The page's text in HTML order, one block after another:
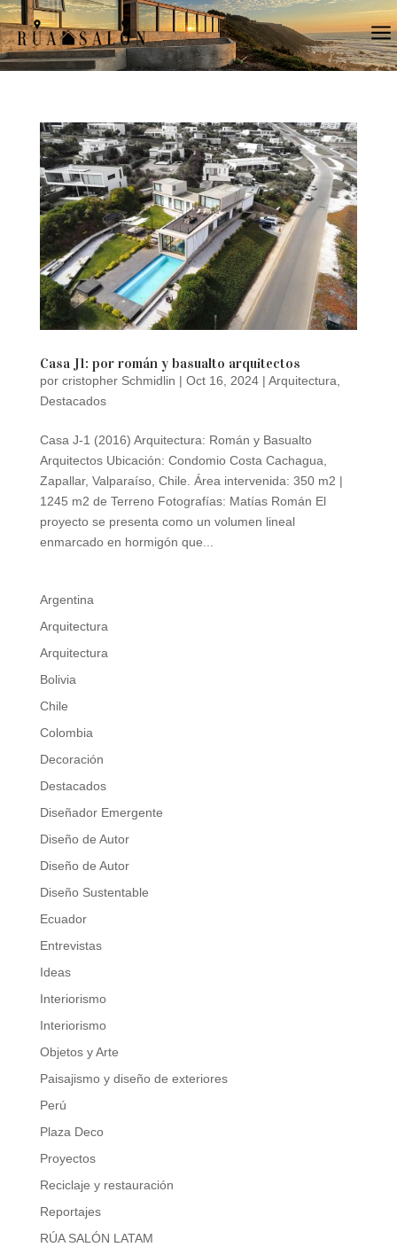
a
Casa J1: por román y basualto arquitectos
por cristopher Schmidlin | Oct 16, 2024| Arquitectura,
Destacados
Casa J-1 (2016) Arquitectura: Román y Basualto
Arquitectos Ubicación: Condomio Costa Cachagua,
Zapallar, Valparaíso, Chile. Área intervenida: 350 m2 |
1245 m2 de Terreno Fotografías: Matías Román El
proyecto se presenta como un volumen lineal
enmarcado en hormigón que...
Argentina
Arquitectura
Arquitectura
Bolivia
Chile
Colombia
Decoración
Destacados
Diseñador Emergente
Diseño de Autor
Diseño de Autor
Diseño Sustentable
Ecuador
Entrevistas
Ideas
Interiorismo
Interiorismo
Objetos y Arte
Paisajismo y diseño de exteriores
Perú
Plaza Deco
Proyectos
Reciclaje y restauración
Reportajes
RÚA SALÓN LATAM